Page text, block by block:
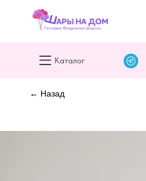
Каталог
← Назад